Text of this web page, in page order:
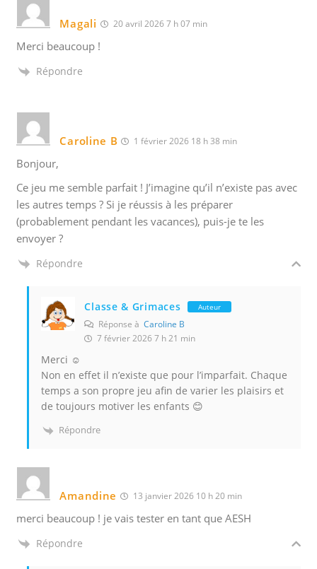
Magali 20 avril 2026 7 h 07 min
Merci beaucoup !
Répondre
Caroline B 1 février 2026 18 h 38 min
Bonjour,
Ce jeu me semble parfait ! J’imagine qu’il n’existe pas avec
les autres temps ? Si je réussis à les préparer
(probablement pendant les vacances), puis-je te les
envoyer ?
Répondre
Classe & Grimaces Auteur
Réponse àCaroline B
7 février 2026 7 h 21 min
Merci ☺️
Non en effet il n’existe que pour l’imparfait. Chaque
temps a son propre jeu afin de varier les plaisirs et
de toujours motiver les enfants 😊
Répondre
Amandine 13 janvier 2026 10 h 20 min
merci beaucoup ! je vais tester en tant que AESH
Répondre